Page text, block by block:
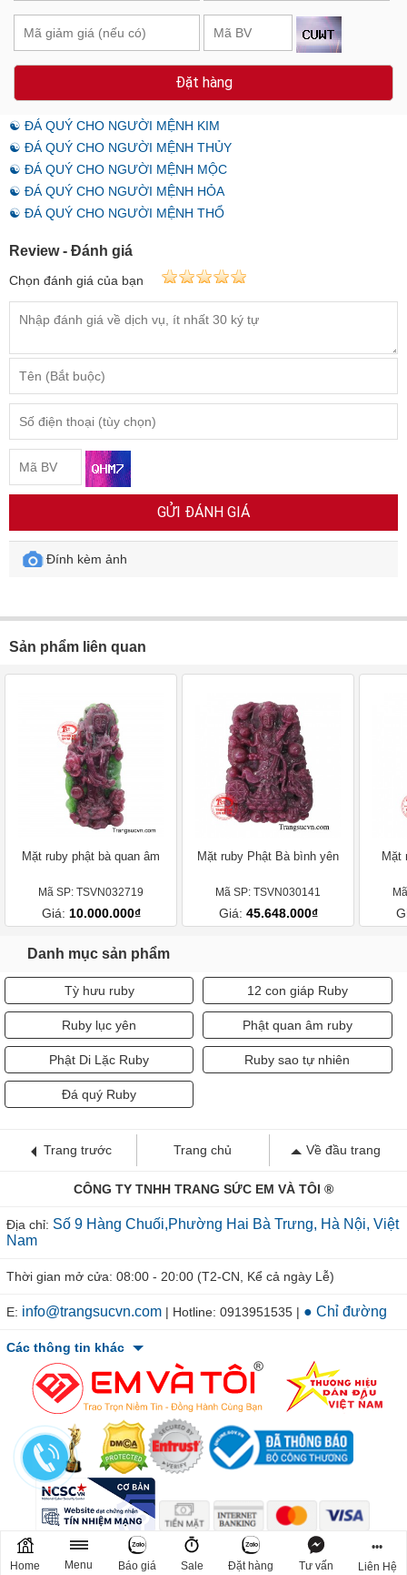
Đặt hàng
☯ ĐÁ QUÝ CHO NGƯỜI MỆNH KIM
☯ ĐÁ QUÝ CHO NGƯỜI MỆNH THỦY
☯ ĐÁ QUÝ CHO NGƯỜI MỆNH MỘC
☯ ĐÁ QUÝ CHO NGƯỜI MỆNH HỎA
☯ ĐÁ QUÝ CHO NGƯỜI MỆNH THỔ
Review - Đánh giá
Chọn đánh giá của bạn
GỬI ĐÁNH GIÁ
Đính kèm ảnh
Sản phẩm liên quan
Mặt ruby phật bà quan âm
Mã SP: TSVN032719
Giá: 10.000.000₫
Mặt ruby Phật Bà bình yên
Mã SP: TSVN030141
Giá: 45.648.000₫
Mặt
Danh mục sản phẩm
Tỳ hưu ruby 12 con giáp Ruby
Ruby lục yên Phật quan âm ruby
Phật Di Lặc Ruby Ruby sao tự nhiên
Đá quý Ruby
Trang trước Trang chủ Về đầu trang
CÔNG TY TNHH TRANG SỨC EM VÀ TÔI ®
Địa chỉ: Số 9 Hàng Chuối,Phường Hai Bà Trưng, Hà Nội, Việt
Nam
Thời gian mở cửa: 08:00 - 20:00 (T2-CN, Kể cả ngày Lễ)
E: info@trangsucvn.com | Hotline: 0913951535 | ● Chỉ đường
Các thông tin khác
© 2011-2026 TRANGSUCVN.COM Copyright, All Rights Reserved.
Mã số doanh nghiệp: 0106207967. Nơi cấp: Sở Kế Hoạch & Đầu Tư
Home Menu Báo giá Sale Đặt hàng Tư vấn
•••
Liên Hệ